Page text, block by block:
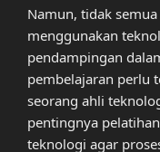
Namun, tidak
menggunakan
pendampingan
pembelajaran perlu
seorang ahli
pentingnya
teknologi agar